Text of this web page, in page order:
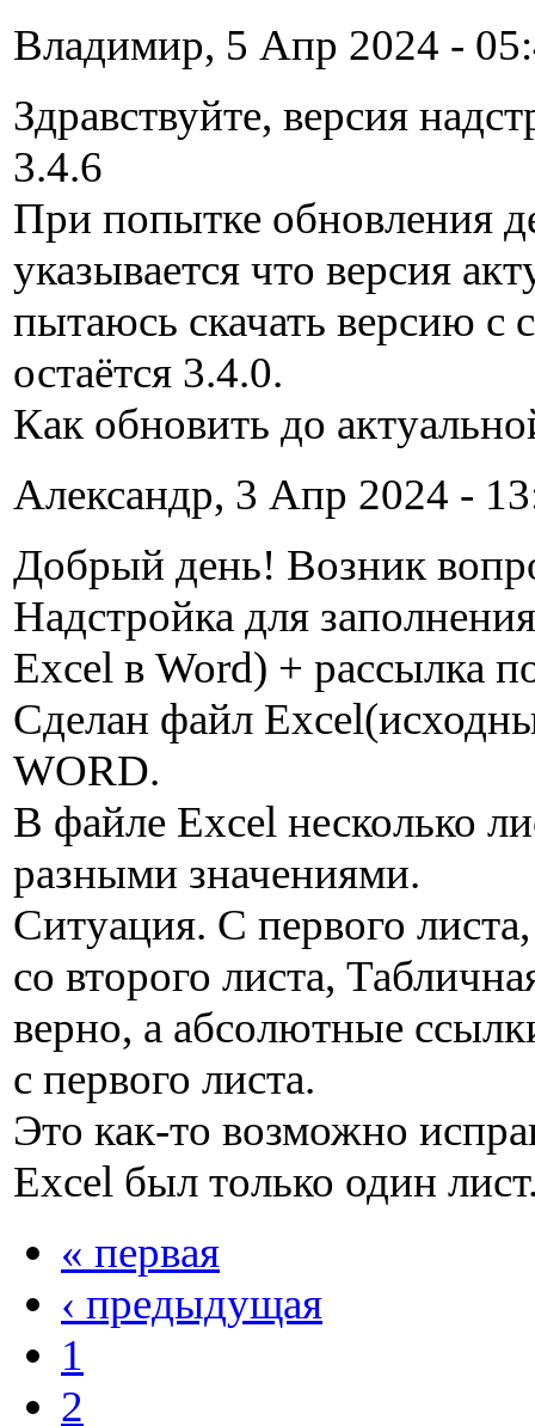
Владимир, 5 Апр 2024 -
Здравствуйте, версия
3.4.6
При попытке обновления
указывается что версия
пытаюсь скачать версию с
остаётся 3.4.0.
Как обновить до
Александр, 3 Апр 2024 -
Добрый день! Возник
Надстройка для
Excel в Word) + рассылка
Сделан файл
WORD.
В файле Excel несколько
разными значениями.
Ситуация. С первого
со второго листа,
верно, а абсолютные
с первого листа.
Это как-то возможно
Excel был только один
« первая
‹ предыдущая
1
2